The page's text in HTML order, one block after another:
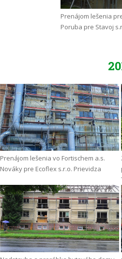
Prenájom lešenia
Poruba pre Stavoj
Prenájom lešenia vo Fortischem a.s.
Nováky pre Ecoflex s.r.o. Prievidza